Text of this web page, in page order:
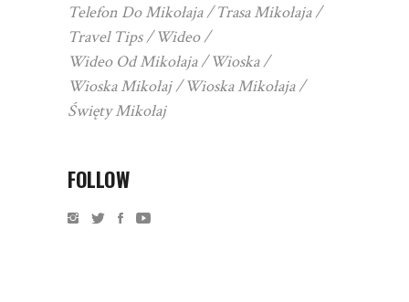
Telefon Do Mikołaja
Trasa Mikołaja
Travel Tips
Wideo
Wideo Od Mikołaja
Wioska
Wioska Mikołaj
Wioska Mikołaja
Święty Mikołaj
FOLLOW